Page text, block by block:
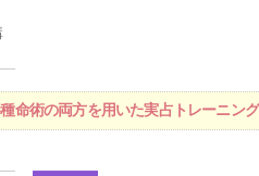
命術の両方を用いた実占トレーニン